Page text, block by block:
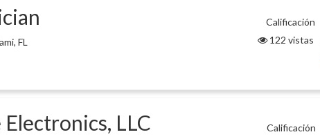
FL
Calificación
122 vistas
LLC Calificación